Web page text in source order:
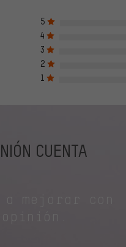
5
4
3
2
1
CUENTA